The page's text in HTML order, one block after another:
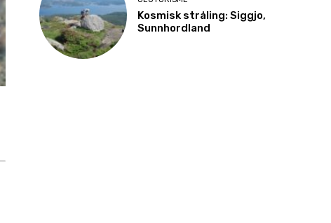
Kosmisk stråling: Siggjo,
Sunnhordland